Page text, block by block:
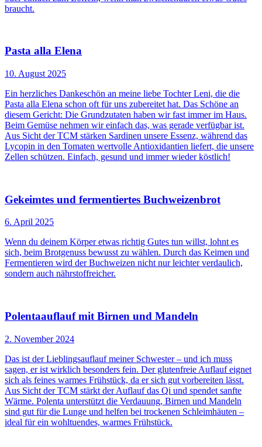
braucht.
Pasta alla Elena
10. August 2025
Ein herzliches Dankeschön an meine liebe Tochter Leni, die die
Pasta alla Elena schon oft für uns zubereitet hat. Das Schöne an
diesem Gericht: Die Grundzutaten haben wir fast immer im Haus.
Beim Gemüse nehmen wir einfach das, was gerade verfügbar ist.
Aus Sicht der TCM stärken Sardinen unsere Essenz, während das
Lycopin in den Tomaten wertvolle Antioxidantien liefert, die unsere
Zellen schützen. Einfach, gesund und immer wieder köstlich!
Gekeimtes und fermentiertes Buchweizenbrot
6. April 2025
Wenn du deinem Körper etwas richtig Gutes tun willst, lohnt es
sich, beim Brotgenuss bewusst zu wählen. Durch das Keimen und
Fermentieren wird der Buchweizen nicht nur leichter verdaulich,
sondern auch nährstoffreicher.
Polentaauflauf mit Birnen und Mandeln
2. November 2024
Das ist der Lieblingsauflauf meiner Schwester – und ich muss
sagen, er ist wirklich besonders fein. Der glutenfreie Auflauf eignet
sich als feines warmes Frühstück, da er sich gut vorbereiten lässt.
Aus Sicht der TCM stärkt der Auflauf das Qi und spendet sanfte
Wärme. Polenta unterstützt die Verdauung, Birnen und Mandeln
sind gut für die Lunge und helfen bei trockenen Schleimhäuten –
ideal für ein wohltuendes, warmes Frühstück.